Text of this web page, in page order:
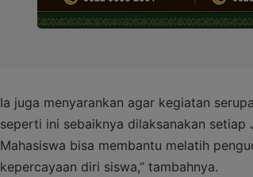
Ia juga menyarankan agar kegiatan
seperti ini sebaiknya dilaksanakan setiap
Mahasiswa bisa membantu melatih
kepercayaan diri siswa,” tambahnya.